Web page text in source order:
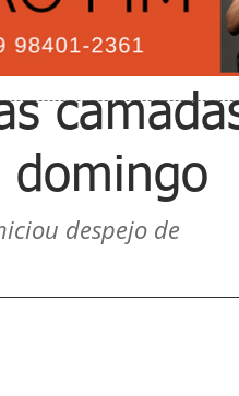
domingo
despejo de